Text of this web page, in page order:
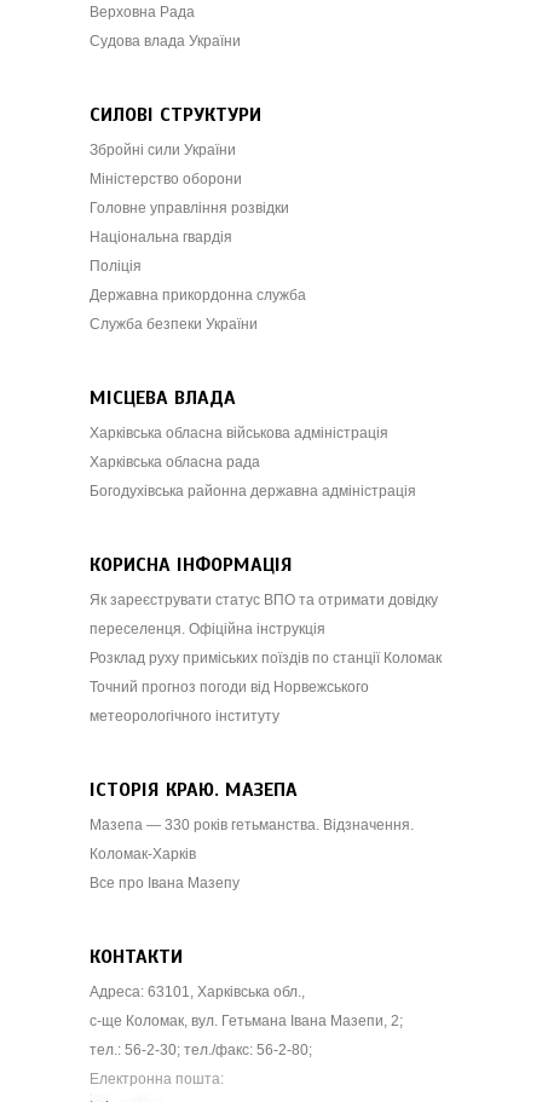
Верховна Рада
Судова влада України
СИЛОВІ СТРУКТУРИ
Збройні сили України
Міністерство оборони
Головне управління розвідки
Національна гвардія
Поліція
Державна прикордонна служба
Служба безпеки України
МІСЦЕВА ВЛАДА
Харківська обласна військова адміністрація
Харківська обласна рада
Богодухівська районна державна адміністрація
КОРИСНА ІНФОРМАЦІЯ
Як зареєструвати статус ВПО та отримати довідку
переселенця. Офіційна інструкція
Розклад руху приміських поїздів по станції Коломак
Точний прогноз погоди від Норвежського
метеорологічного інституту
ІСТОРІЯ КРАЮ. МАЗЕПА
Мазепа — 330 років гетьманства. Відзначення.
Коломак-Харків
Все про Івана Мазепу
КОНТАКТИ
Адреса: 63101, Харківська обл.,
с-ще Коломак, вул. Гетьмана Івана Мазепи, 2;
тел.: 56-2-30; тел./факс: 56-2-80;
Електронна пошта: